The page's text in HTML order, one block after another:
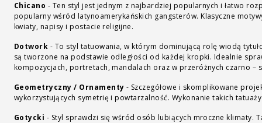
Chicano - Ten styl jest jednym z najbardziej popularnych i łatwo
popularny wśród latynoamerykańskich gangsterów. Klasyczne
kwiaty, napisy i postacie religijne.
Dotwork - To styl tatuowania, w którym dominującą rolę wiodą
są tworzone na podstawie odległości od każdej kropki. Idealnie
kompozycjach, portretach, mandalach oraz w przeróżnych czarno –
Geometryczny / Ornamenty - Szczegółowe i skomplikowane
wykorzystujących symetrię i powtarzalność. Wykonanie takich
Gotycki - Styl sprawdzi się wśród osób lubiących mroczne klimaty.